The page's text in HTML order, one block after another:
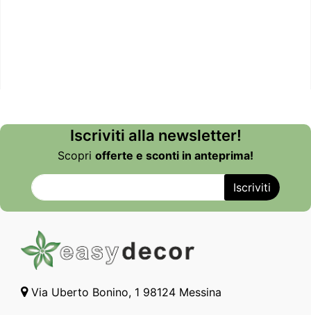
Iscriviti alla newsletter!
Scopri offerte e sconti in anteprima!
Via Uberto Bonino, 1 98124 Messina